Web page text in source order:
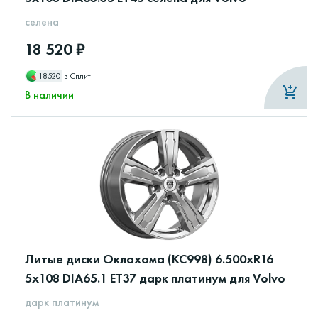
селена
18 520 ₽
18520 в Сплит
В наличии
Литые диски Оклахома (КС998) 6.500xR16
5x108 DIA65.1 ET37 дарк платинум для Volvo
дарк платинум